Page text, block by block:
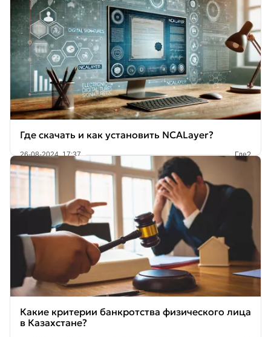
Где скачать и как установить NCALayer?
26-08-2024, 17:37 Где?
Какие критерии банкротства физического лица
в Казахстане?